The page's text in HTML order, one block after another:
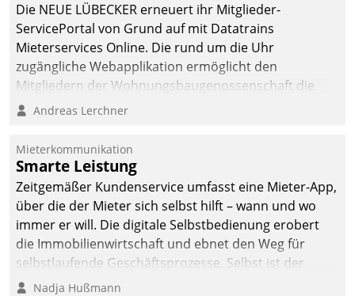
Die NEUE LÜBECKER erneuert ihr Mitglieder-
ServicePortal von Grund auf mit Datatrains
Mieterservices Online. Die rund um die Uhr
zugängliche Webapplikation ermöglicht den
Mitgliedern der Wohnungs­bau­genossenschaft die
Kontaktaufnahme per Smartphone, Tablet oder PC.
Andreas Lerchner
Mieterkommunikation
Smarte Leistung
Zeitgemäßer Kundenservice umfasst eine Mieter-App,
über die der Mieter sich selbst hilft – wann und wo
immer er will. Die digitale Selbstbedienung erobert
die Immobilienwirtschaft und ebnet den Weg für
selbstlaufende Geschäftsprozesse. Selbst ist der
Kunde und smart der Serviceanbieter.
Nadja Hußmann